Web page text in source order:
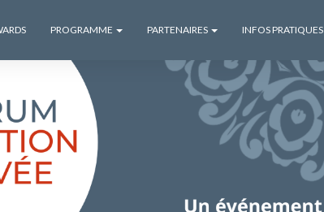
PROGRAMME PARTENAIRES INFOS PRATIQUES